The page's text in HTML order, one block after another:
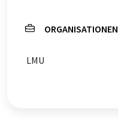
ORGANISATIONEN
LMU